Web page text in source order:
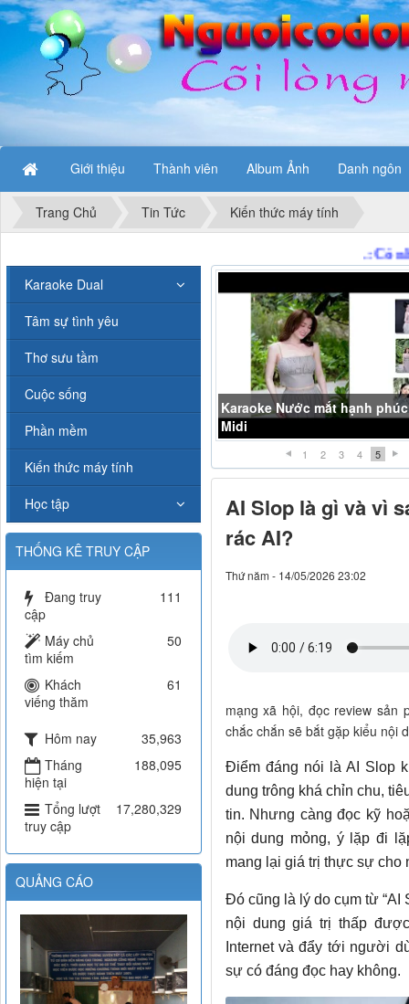
Giới thiệu Thành viên Album Ảnh Danh ngôn
Trang Chủ Tin Tức Kiến thức máy tính
Karaoke Nước mắt hạnh
Midi
1 2 3 4 5
AI Slop là gì và vì
rác AI?
Thứ năm - 14/05/2026 23:02
mạng xã hội, đọc review sản
chắc chắn sẽ bắt gặp kiểu nội
Điểm đáng nói là AI Slop
dung trông khá chỉn chu,
tin. Nhưng càng đọc kỹ
nội dung mỏng, ý lặp đi
mang lại giá trị thực sự cho
Đó cũng là lý do cụm từ “AI
nội dung giá trị thấp
Internet và đẩy tới người
sự có đáng đọc hay không.
Karaoke Dual
Tâm sự tình yêu
Thơ sưu tầm
Cuộc sống
Phần mềm
Kiến thức máy tính
Học tập
THỐNG KÊ TRUY CẬP
Đang truy
cập
111
Máy chủ
tìm kiếm
50
Khách
viếng thăm
61
Hôm nay
35,963
Tháng
hiện tại
188,095
Tổng lượt
truy cập
17,280,329
QUẢNG CÁO